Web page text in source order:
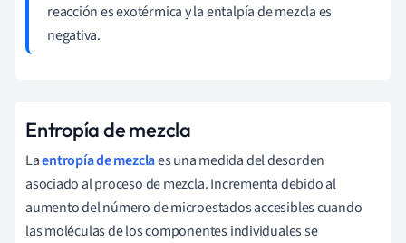
reacción es exotérmica y la entalpía de mezcla es
negativa.
Entropía de mezcla
Laentropía de mezclaes una medida del desorden
asociado al proceso de mezcla. Incrementa debido al
aumento del número de microestados accesibles cuando
las moléculas de los componentes individuales se